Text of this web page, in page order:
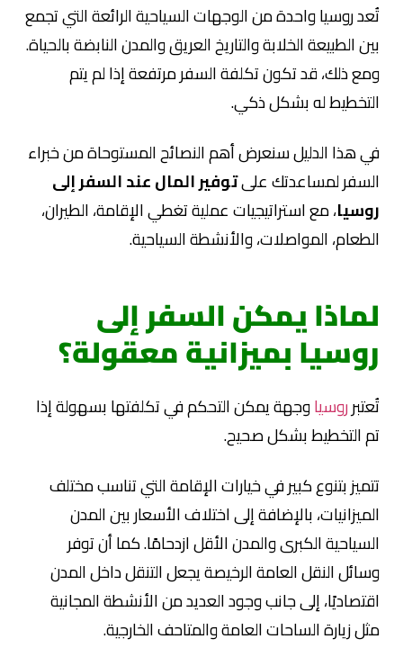
تُعد روسيا واحدة من الوجهات السياحية الرائعة التي تجمع
بين الطبيعة الخلابة والتاريخ العريق والمدن النابضة بالحياة.
ومع ذلك، قد تكون تكلفة السفر مرتفعة إذا لم يتم
التخطيط له بشكل ذكي.
في هذا الدليل سنعرض أهم النصائح المستوحاة من خبراء
السفر لمساعدتك علىتوفير المال عند السفر إلى
روسيا، مع استراتيجيات عملية تغطي الإقامة، الطيران،
الطعام، المواصلات، والأنشطة السياحية.
لماذا يمكن السفر إلى
روسيا بميزانية معقولة؟
تُعتبرروسياوجهة يمكن التحكم في تكلفتها بسهولة إذا
تم التخطيط بشكل صحيح.
تتميز بتنوع كبير في خيارات الإقامة التي تناسب مختلف
الميزانيات، بالإضافة إلى اختلاف الأسعار بين المدن
السياحية الكبرى والمدن الأقل ازدحامًا. كما أن توفر
وسائل النقل العامة الرخيصة يجعل التنقل داخل المدن
اقتصاديًا، إلى جانب وجود العديد من الأنشطة المجانية
مثل زيارة الساحات العامة والمتاحف الخارجية.